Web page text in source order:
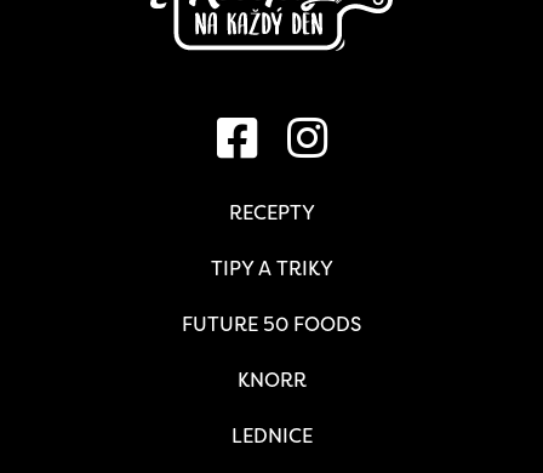
RECEPTY
TIPY A TRIKY
FUTURE 50 FOODS
KNORR
LEDNICE